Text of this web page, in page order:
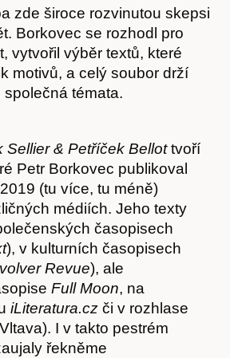
zde široce rozvinutou skepsi
Borkovec se rozhodl pro
vytvořil výběr textů, které
motivů, a celý soubor drží
témata.
Sellier & Petříček Bellottvoří
Petr Borkovec publikoval
(tu více, tu méně)
médiích. Jeho texty
časopisech
), v kulturních časopisech
Revue), ale
Full Moon, na
iLiteratura.cz či v rozhlase
I v takto pestrém
řekněme